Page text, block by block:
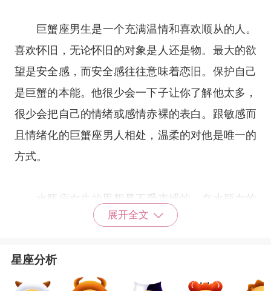
巨蟹座男生是一个充满温情和喜欢顺从的人。
喜欢怀旧，无论怀旧的对象是人还是物。最大的欲
望是安全感，而安全感往往意味着恋旧。保护自己
是巨蟹的本能。他很少会一下子让你了解他太多，
很少会把自己的情绪或感情赤裸的表白。跟敏感而
且情绪化的 巨蟹座男人相处，温柔的对他是唯一的
方式。
水瓶座女生的思想是不受束缚的，在水瓶女的
眼中，巨蟹男过于保守。巨蟹男认为诚实是感情的
他的，不可以有二心，希望时刻都掌握着对方。水
瓶女独立自主的特质，别想要试图去占有她，即使
展开全文
星座分析